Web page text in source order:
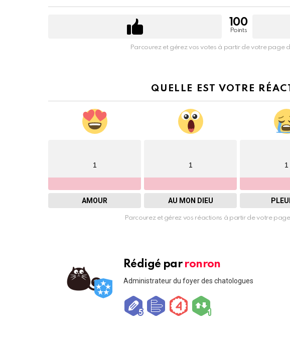
100
Points
Parcourez et gérez vos votes à partir de votre page
QUELLE EST VOTRE
1
AMOUR
1
AU MON DIEU
1
Parcourez et gérez vos réactions à partir de votre
Rédigé parronron
Administrateur du foyer des chatologues